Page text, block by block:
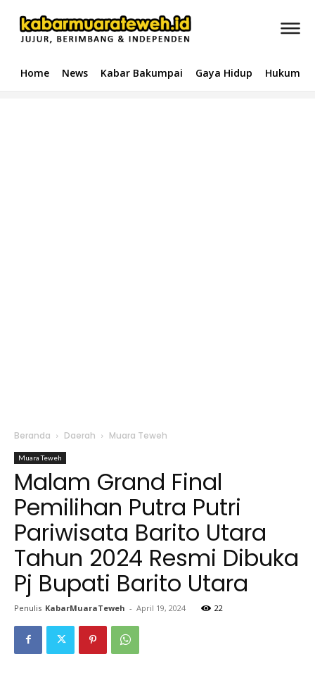
Home News Kabar Bakumpai Gaya Hidup Hukum &
Beranda Daerah Muara Teweh
Muara Teweh
Malam Grand Final
Pemilihan Putra Putri
Pariwisata Barito Utara
Tahun 2024 Resmi Dibuka
Pj Bupati Barito Utara
Penulis KabarMuaraTeweh - April 19, 2024 22